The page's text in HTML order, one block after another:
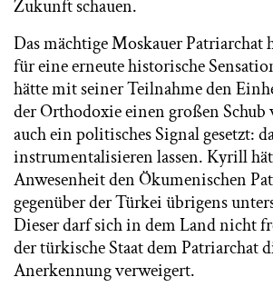
Zukunft schauen.
Das mächtige Moskauer Patriarchat
für eine erneute historische
hätte mit seiner Teilnahme den
der Orthodoxie einen großen
auch ein politisches Signal gesetzt:
instrumentalisieren lassen. Kyrill
Anwesenheit den Ökumenischen
gegenüber der Türkei übrigens
Dieser darf sich in dem Land nicht
der türkische Staat dem Patriarchat
Anerkennung verweigert.